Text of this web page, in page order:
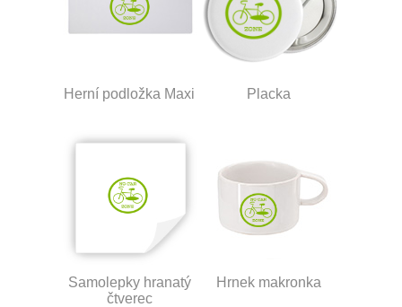
Herní podložka Maxi Placka
Samolepky hranatý
čtverec
Hrnek makronka